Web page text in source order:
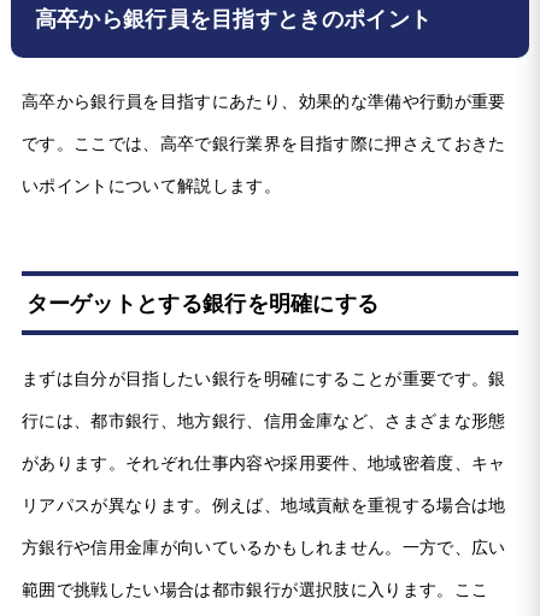
高卒から銀行員を目指すときのポイント
高卒から銀行員を目指すにあたり、効果的な準備や行動が重要
です。ここでは、高卒で銀行業界を目指す際に押さえておきた
いポイントについて解説します。
ターゲットとする銀行を明確にする
まずは自分が目指したい銀行を明確にすることが重要です。銀
行には、都市銀行、地方銀行、信用金庫など、さまざまな形態
があります。それぞれ仕事内容や採用要件、地域密着度、キャ
リアパスが異なります。例えば、地域貢献を重視する場合は地
方銀行や信用金庫が向いているかもしれません。一方で、広い
範囲で挑戦したい場合は都市銀行が選択肢に入ります。ここ